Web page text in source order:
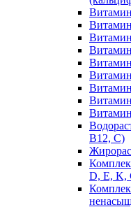
В12, С)
D, E, K,